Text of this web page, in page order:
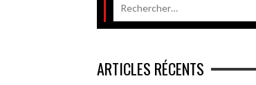
ARTICLES RÉCENTS